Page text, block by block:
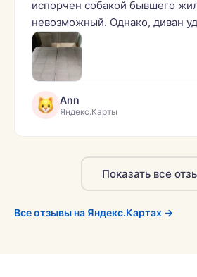
испорчен собакой бывшего
невозможный. Однако, диван
Ann
Яндекс.Карты
Показать все
Все отзывы на Яндекс.Картах →